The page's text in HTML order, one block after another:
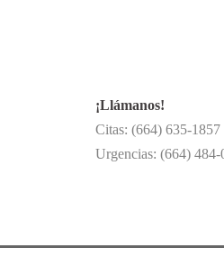
¡Llámanos!
Citas: (664) 635-1857
Urgencias: (664) 484-